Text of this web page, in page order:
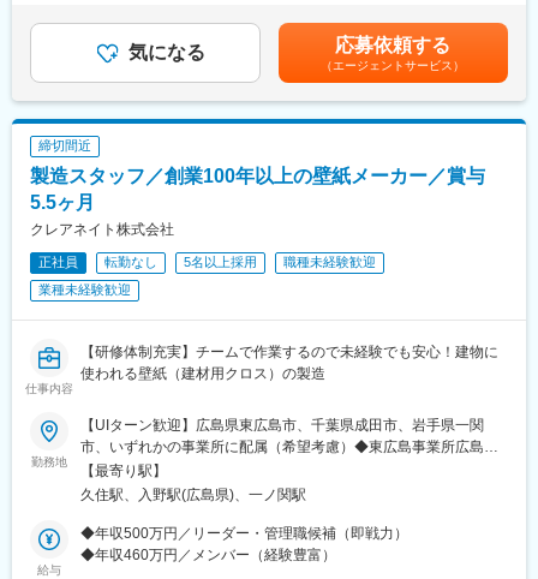
ピーディに対応する、徹底した顧客指向の活動が、同社の信頼性
を支えています。
に欠かせない電子部品です。
電気自動車や太陽光発電、一般家電など様々な電気機器に用いら
＜勤務形態１＞３班２直の場合
◇2直 14：15～0：45（所定労働時間9時間00分、休憩1時間30
分）計画残業1時間25分
◇3直 0：30～11：00（所定労働時間9時間00分、休憩1時間30
分）計画残業1時間25分
＜勤務形態2＞3班3直の場合
◇日勤 8：30～17：10（所定労働時間7時間40分、休憩1時間）
◇3直 0：35～9：00（所定労働時間7時間40分、休憩0時45分）
年間休日について、３班２直の場合は158日、３班３直の場合は
122日となります。
■福利厚生
通勤手当・家族手当・住宅手当・個室独身寮・資格補助制度あ
り。
■世界のニチコン：
通じて上下する可能性があります。月給(月額)は固定手当を含めた
表記です。気になる 応募依頼する
（エージェントサービス）
締切間近
製造スタッフ／創業100年以上の壁紙メーカー／賞与
5.5ヶ月
クレアネイト株式会社
正社員 転勤なし 5名以上採用
職種未経験歓迎
業種未経験歓迎
仕事内容
【研修体制充実】チームで作業するので未経験でも安心！建物に
使われる壁紙（建材用クロス）の製造
勤務地
【UIターン歓迎】広島県東広島市、千葉県成田市、岩手県一関
市、いずれかの事業所に配属（希望考慮）◆東広島事業所広島県
東広島市高屋台2-4 高屋東工業団地（アクセス）・JR山陽本線
「白市駅」より車で約6分◆成田事業所千葉県成田市新泉13-1 野
田駅」・JR成田エクスプレス、 京成電鉄スカイライナー「空港
第2ビル駅」・京成電鉄「京成成田駅」◆一関事業所岩手県一関市
【最寄り駅】
久住駅、入野駅(広島県)、一ノ関駅
給与
◆年収500万円／リーダー・管理職候補（即戦力）
◆年収460万円／メンバー（経験豊富）